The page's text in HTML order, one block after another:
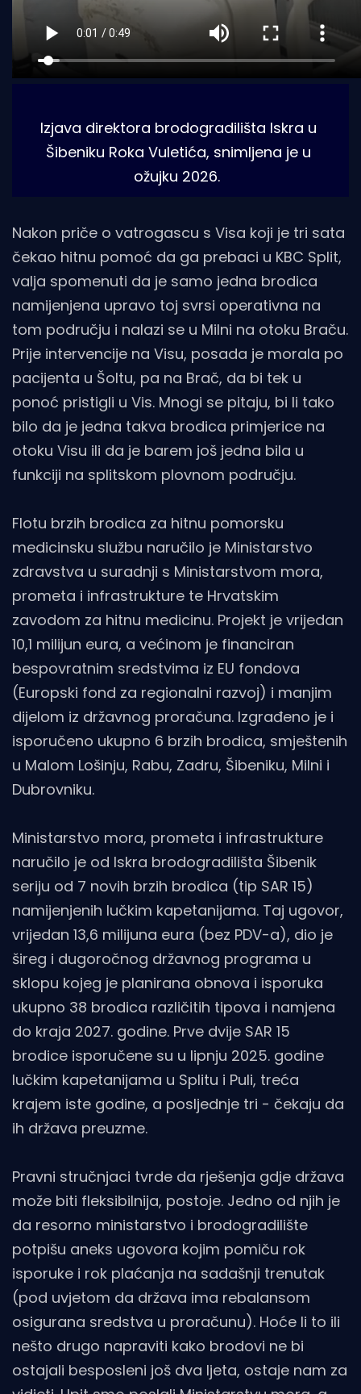
Izjava direktora brodogradilišta Iskra u
Šibeniku Roka Vuletića, snimljena je u
ožujku 2026.
Nakon priče o vatrogascu s Visa koji je tri sata
čekao hitnu pomoć da ga prebaci u KBC Split,
valja spomenuti da je samo jedna brodica
namijenjena upravo toj svrsi operativna na
tom području i nalazi se u Milni na otoku Braču.
Prije intervencije na Visu, posada je morala po
pacijenta u Šoltu, pa na Brač, da bi tek u
ponoć pristigli u Vis. Mnogi se pitaju, bi li tako
bilo da je jedna takva brodica primjerice na
otoku Visu ili da je barem još jedna bila u
funkciji na splitskom plovnom području.
Flotu brzih brodica za hitnu pomorsku
medicinsku službu naručilo je Ministarstvo
zdravstva u suradnji s Ministarstvom mora,
prometa i infrastrukture te Hrvatskim
zavodom za hitnu medicinu. Projekt je vrijedan
10,1 milijun eura, a većinom je financiran
bespovratnim sredstvima iz EU fondova
(Europski fond za regionalni razvoj) i manjim
dijelom iz državnog proračuna. Izgrađeno je i
isporučeno ukupno 6 brzih brodica, smještenih
u Malom Lošinju, Rabu, Zadru, Šibeniku, Milni i
Dubrovniku.
Ministarstvo mora, prometa i infrastrukture
naručilo je od Iskra brodogradilišta Šibenik
seriju od 7 novih brzih brodica (tip SAR 15)
namijenjenih lučkim kapetanijama. Taj ugovor,
vrijedan 13,6 milijuna eura (bez PDV-a), dio je
šireg i dugoročnog državnog programa u
sklopu kojeg je planirana obnova i isporuka
ukupno 38 brodica različitih tipova i namjena
do kraja 2027. godine. Prve dvije SAR 15
brodice isporučene su u lipnju 2025. godine
lučkim kapetanijama u Splitu i Puli, treća
krajem iste godine, a posljednje tri - čekaju da
ih država preuzme.
Pravni stručnjaci tvrde da rješenja gdje država
može biti fleksibilnija, postoje. Jedno od njih je
da resorno ministarstvo i brodogradilište
potpišu aneks ugovora kojim pomiču rok
isporuke i rok plaćanja na sadašnji trenutak
(pod uvjetom da država ima rebalansom
osigurana sredstva u proračunu). Hoće li to ili
nešto drugo napraviti kako brodovi ne bi
ostajali besposleni još dva ljeta, ostaje nam za